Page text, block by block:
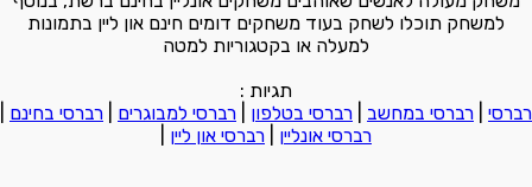
למשחק תוכלו לשחק בעוד משחקים דומים חינם און ליין בתמונות
למעלה או בקטגוריות למטה
תגיות :
רברסי
רברסי במחשב רברסי בטלפון רברסי למבוגרים רברסי בחינם
רברסי אונליין
רברסי און ליין